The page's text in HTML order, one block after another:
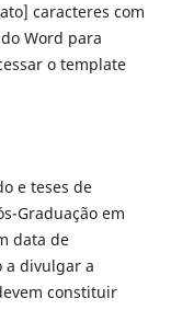
caracteres com
Word para
o template
e teses de
Graduação em
data de
a divulgar a
constituir